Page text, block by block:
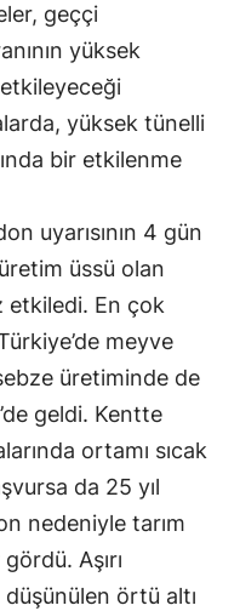
Mersin
İstanbul
İzmir
Kars
Kastamonu
Kayseri
Kırklareli
Kırşehir
Kocaeli
Kütahya
Malatya
geççi
yüksek
yüksek tünelli
bir etkilenme
uyarısının 4 gün
üssü olan
etkiledi. En çok
meyve
üretiminde de
geldi. Kentte
ortamı sıcak
da 25 yıl
nedeniyle tarım
Aşırı
örtü altı